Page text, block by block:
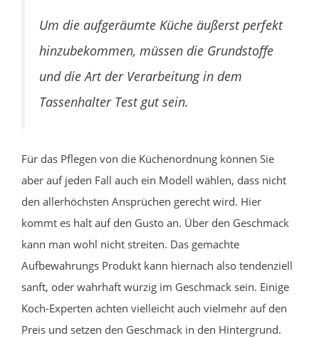
Um die aufgeräumte Küche äußerst perfekt
hinzubekommen, müssen die Grundstoffe
und die Art der Verarbeitung in dem
Tassenhalter Test gut sein.
Für das Pflegen von die Küchenordnung können Sie
aber auf jeden Fall auch ein Modell wählen, dass nicht
den allerhöchsten Ansprüchen gerecht wird. Hier
kommt es halt auf den Gusto an. Über den Geschmack
kann man wohl nicht streiten. Das gemachte
Aufbewahrungs Produkt kann hiernach also tendenziell
sanft, oder wahrhaft würzig im Geschmack sein. Einige
Koch-Experten achten vielleicht auch vielmehr auf den
Preis und setzen den Geschmack in den Hintergrund.